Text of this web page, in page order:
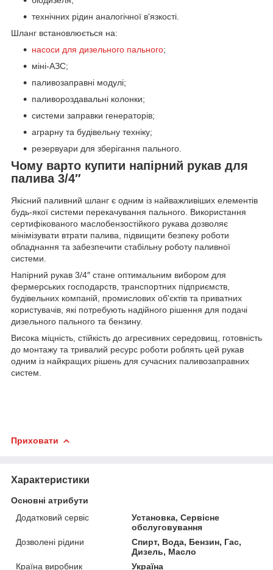
технічних рідин аналогічної в'язкості.
Шланг встановлюється на:
насоси для дизельного пального;
міні-АЗС;
паливозаправні модулі;
паливороздавальні колонки;
системи заправки генераторів;
аграрну та будівельну техніку;
резервуари для зберігання пального.
Чому варто купити напірний рукав для
палива 3/4″
Якісний паливний шланг є одним із найважливіших елементів
будь-якої системи перекачування пального. Використання
сертифікованого маслобензостійкого рукава дозволяє
мінімізувати втрати палива, підвищити безпеку роботи
обладнання та забезпечити стабільну роботу паливної
системи.
Напірний рукав 3/4″ стане оптимальним вибором для
фермерських господарств, транспортних підприємств,
будівельних компаній, промислових об'єктів та приватних
користувачів, які потребують надійного рішення для подачі
дизельного пального та бензину.
Висока міцність, стійкість до агресивних середовищ, готовність
до монтажу та тривалий ресурс роботи роблять цей рукав
одним із найкращих рішень для сучасних паливозаправних
систем.
Приховати
Характеристики
Основні атрибути
Додатковий сервіс
Установка, Сервісне
обслуговування
Дозволені рідини
Спирт, Вода, Бензин, Гас,
Дизель, Масло
Країна виробник
Україна